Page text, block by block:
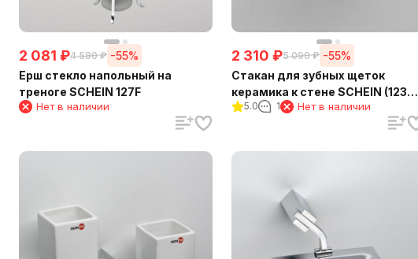
2 081 ₽4 580 ₽ -55%
Ерш стекло напольный на
треноге SCHEIN 127F
Нет в наличии
2 310 ₽5 090 ₽ -55%
Стакан для зубных щеток
керамика к стене SCHEIN (123C-
R)5.0 1 Нет в наличии